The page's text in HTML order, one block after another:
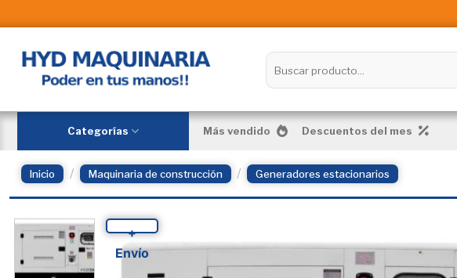
to
content
Buscar
por:
Categorías Más vendido Descuentos del mes
Inicio / Maquinaria de construcción / Generadores estacionarios
+
Envío